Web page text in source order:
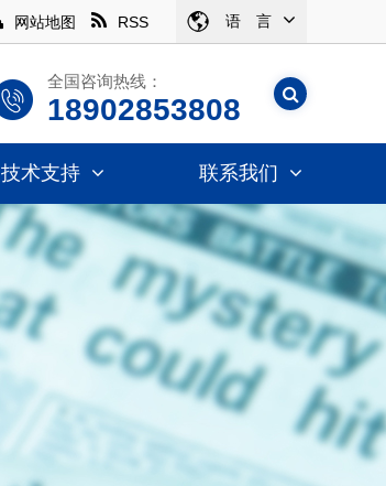
网站地图 RSS 语 言
全国咨询热线：
18902853808
技术支持 联系我们